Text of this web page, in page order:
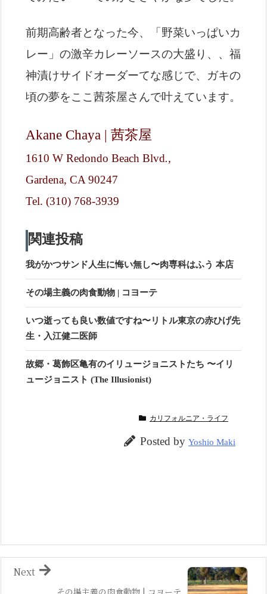
前期高齢者となった今、「野菜いっぱいカ
レー」の激辛カレーソースの大盛り、、福
神漬けサイドオーダーてな感じで、ガキの
頃の夢をここ茜茶屋さんで叶えています。
Akane Chaya | 茜茶屋
1610 W Redondo Beach Blvd.,
Gardena, CA 90247
Tel. (310) 768-3939
関連投稿
我がかつサンド人生に悔い無し〜肉専科はふう 本店
その場主義の肉食動物 | コヨーテ
いつ逝っても良い数値ですね〜リトル東京の赤ひげ先
生・入江健二医師
故郷・葛飾区亀有のイリュージョニストたち 〜イリ
ュージョニスト (The Illusionist)
カリフォルニア・ライフ
Posted by Yoshio Maki
その場主義の肉食動物 | コヨーテ
Next